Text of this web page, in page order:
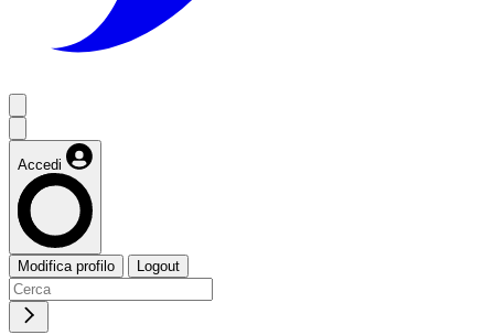
Accedi
Modifica profilo Logout